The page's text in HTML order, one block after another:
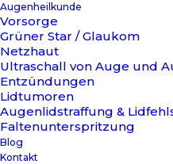
Augenheilkunde
Vorsorge
Grüner Star / Glaukom
Netzhaut
Ultraschall von Auge und
Entzündungen
Lidtumoren
Augenlidstraffung &
Faltenunterspritzung
Blog
Kontakt